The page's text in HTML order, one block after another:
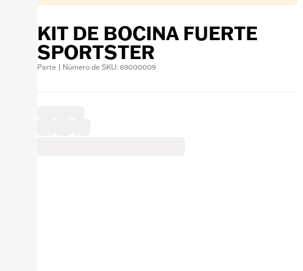
KIT DE BOCINA FUERTE
SPORTSTER
Parte | Número de SKU: 69000009